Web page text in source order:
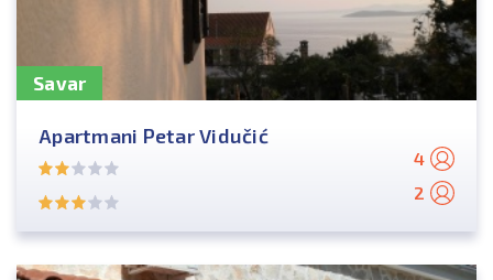
Savar
Apartmani Petar Vidučić
4
2